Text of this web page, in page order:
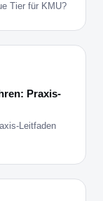
Tier für KMU?
Praxis-
Leitfaden